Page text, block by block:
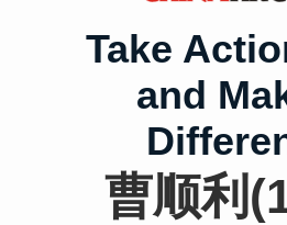
Take
and
曹顺利